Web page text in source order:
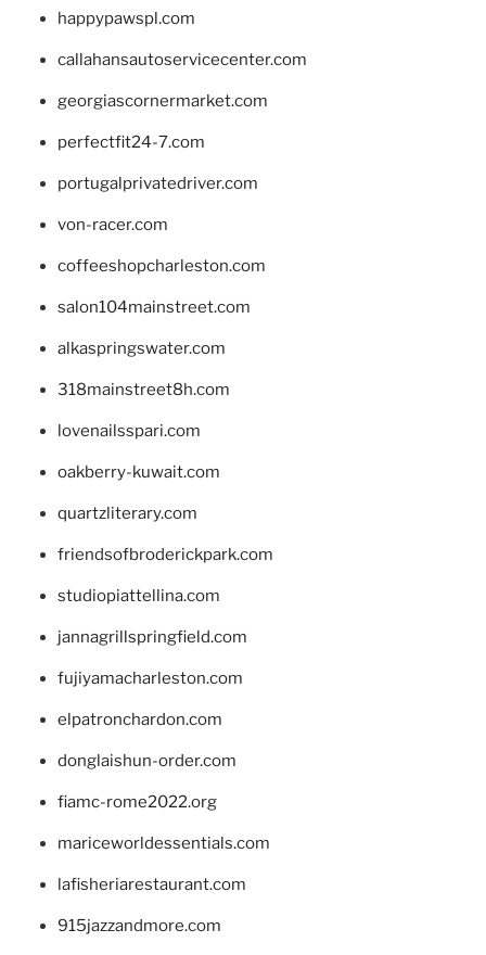
happypawspl.com
callahansautoservicecenter.com
georgiascornermarket.com
perfectfit24-7.com
portugalprivatedriver.com
von-racer.com
coffeeshopcharleston.com
salon104mainstreet.com
alkaspringswater.com
318mainstreet8h.com
lovenailsspari.com
oakberry-kuwait.com
quartzliterary.com
friendsofbroderickpark.com
studiopiattellina.com
jannagrillspringfield.com
fujiyamacharleston.com
elpatronchardon.com
donglaishun-order.com
fiamc-rome2022.org
mariceworldessentials.com
lafisheriarestaurant.com
915jazzandmore.com